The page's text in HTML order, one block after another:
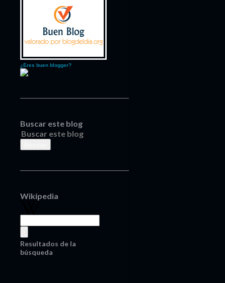
¿Eres buen blogger?
Buscar este blog
Wikipedia
Resultados de la
búsqueda